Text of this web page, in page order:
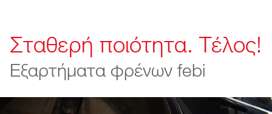
Σταθερή ποιότητα. Τέλος!
Εξαρτήματα φρένων febi